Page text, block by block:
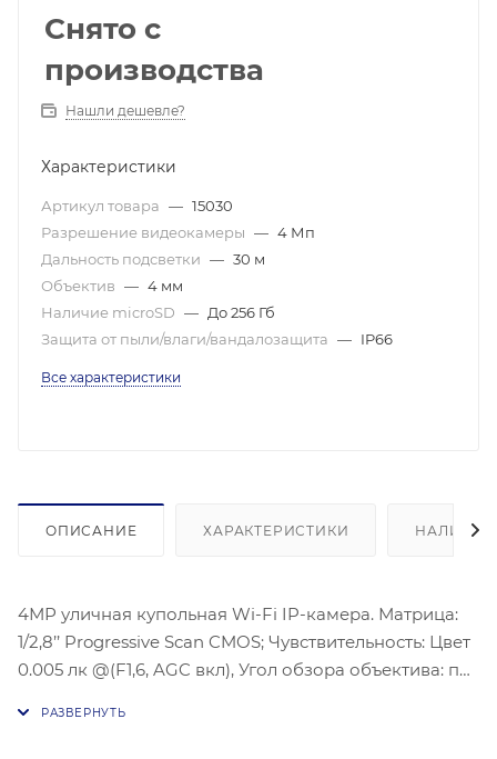
Снято с
производства
Нашли дешевле?
Характеристики
Артикул товара — 15030
Разрешение видеокамеры — 4 Мп
Дальность подсветки — 30 м
Объектив — 4 мм
Наличие microSD — До 256 Гб
Защита от пыли/влаги/вандалозащита — IP66
Все характеристики
ОПИСАНИЕ ХАРАКТЕРИСТИКИ НАЛИЧИЕ
4МР уличная купольная Wi-Fi IP-камера. Матрица:
1/2,8’’ Progressive Scan CMOS; Чувствительность: Цвет
0.005 лк @(F1,6, AGC вкл), Угол обзора объектива: по